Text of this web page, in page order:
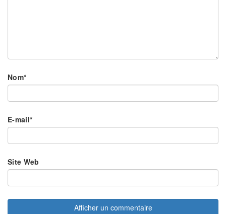
Nom*
E-mail*
Site Web